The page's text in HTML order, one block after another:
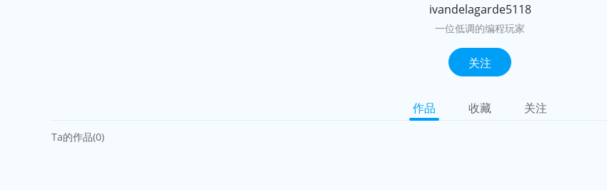
ivandelagarde5118
一位低调的编程玩家
关注
作品 收藏 关注
Ta的作品(0)